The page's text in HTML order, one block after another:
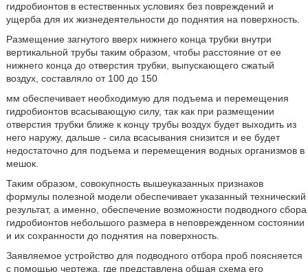
гидробионтов в естественных условиях без повреждений и
ущерба для их жизнедеятельности до поднятия на поверхность.
Размещение загнутого вверх нижнего конца трубки внутри
вертикальной трубы таким образом, чтобы расстояние от ее
нижнего конца до отверстия трубки, выпускающего сжатый
воздух, составляло от 100 до 150
мм обеспечивает необходимую для подъема и перемещения
гидробионтов всасывающую силу, так как при размещении
отверстия трубки ближе к концу трубы воздух будет выходить из
него наружу, дальше - сила всасывания снизится и ее будет
недостаточно для подъема и перемещения водных организмов в
мешок.
Таким образом, совокупность вышеуказанных признаков
формулы полезной модели обеспечивает указанный технический
результат, а именно, обеспечение возможности подводного сбора
гидробионтов небольшого размера в неповрежденном состоянии
и их сохранности до поднятия на поверхность.
Заявляемое устройство для подводного отбора проб поясняется
с помощью чертежа, где представлена общая схема его